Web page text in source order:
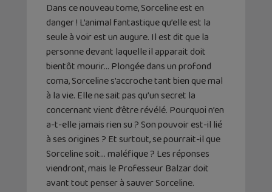
Dans ce nouveau tome, Sorceline est en
danger ! L’animal fantastique qu’elle est la
seule à voir est un augure. Il est dit que la
personne devant laquelle il apparait doit
bientôt mourir… Plongée dans un profond
coma, Sorceline s’accroche tant bien que mal
à la vie. Elle ne sait pas qu’un secret la
concernant vient d’être révélé. Pourquoi n’en
a-t-elle jamais rien su ? Son pouvoir est-il lié
à ses origines ? Et surtout, se pourrait-il que
Sorceline soit… maléfique ? Les réponses
viendront, mais le Professeur Balzar doit
avant tout penser à sauver Sorceline.